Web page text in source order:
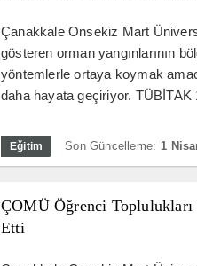
Çanakkale Onsekiz Mart
gösteren orman yangınlarının
yöntemlerle ortaya koymak
daha hayata geçiriyor. TÜBİTAK
Eğitim Son Güncelleme: 1
ÇOMÜ Öğrenci Toplulukları
Etti